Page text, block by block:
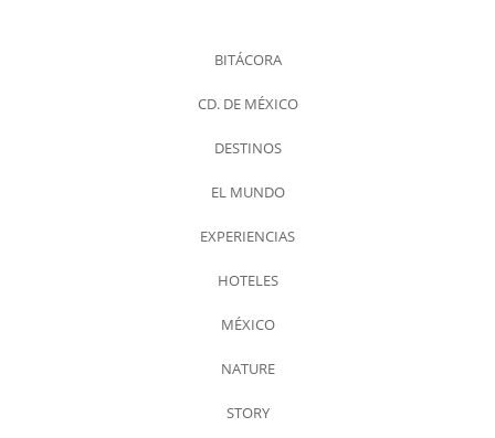
BITÁCORA
CD. DE MÉXICO
DESTINOS
EL MUNDO
EXPERIENCIAS
HOTELES
MÉXICO
NATURE
STORY